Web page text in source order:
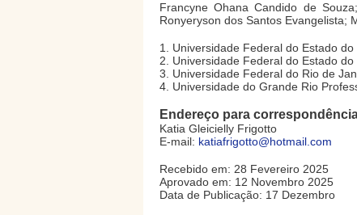
Francyne Ohana Candido de
Ronyeryson dos Santos Evangelista;
1. Universidade Federal do Estado
2. Universidade Federal do Estado
3. Universidade Federal do Rio de
4. Universidade do Grande Rio
Endereço para
Katia Gleicielly Frigotto
E-mail: katiafrigotto@hotmail.com
Recebido em: 28 Fevereiro 2025
Aprovado em: 12 Novembro 2025
Data de Publicação: 17 Dezembro